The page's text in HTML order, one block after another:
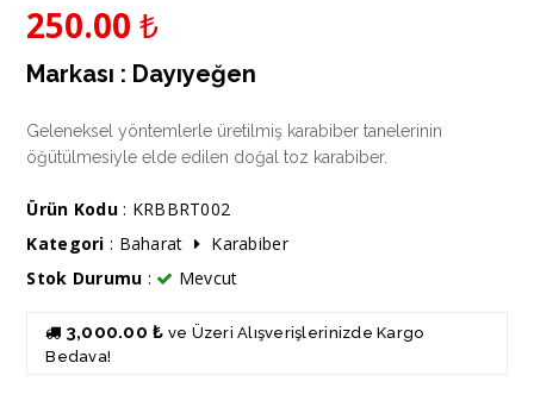
250.00₺
Markası : Dayıyeğen
Geleneksel yöntemlerle üretilmiş karabiber tanelerinin
öğütülmesiyle elde edilen doğal toz karabiber.
Ürün Kodu: KRBBRT002
Kategori : Baharat
Karabiber
Stok Durumu : Mevcut
3,000.00 ₺ ve Üzeri Alışverişlerinizde Kargo
Bedava!